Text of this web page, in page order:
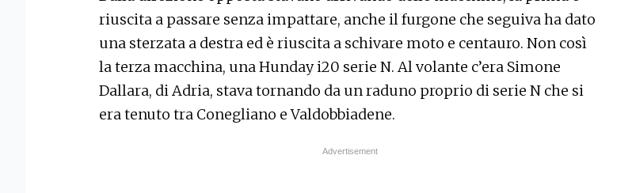
riuscita a passare senza impattare, anche il furgone che seguiva ha dato
una sterzata a destra ed è riuscita a schivare moto e centauro. Non così
la terza macchina, una Hunday i20 serie N. Al volante c’era Simone
Dallara, di Adria, stava tornando da un raduno proprio di serie N che si
era tenuto tra Conegliano e Valdobbiadene.